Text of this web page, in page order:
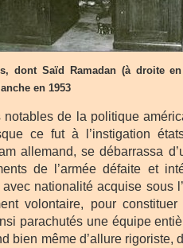
dont Saïd Ramadan (à droite
en 1953
notables de la politique
ce fut à l’instigation
allemand, se débarrassa
de l’armée défaite et
avec nationalité acquise sous
volontaire, pour
parachutés une équipe
bien même d’allure rigoriste,